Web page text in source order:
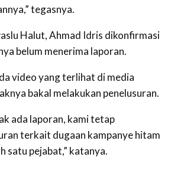
tegasnya.
Halut, Ahmad Idris dikonfirmasi
belum menerima laporan.
video yang terlihat di media
bakal melakukan penelusuran.
ada laporan, kami tetap
terkait dugaan kampanye hitam
satu pejabat,” katanya.